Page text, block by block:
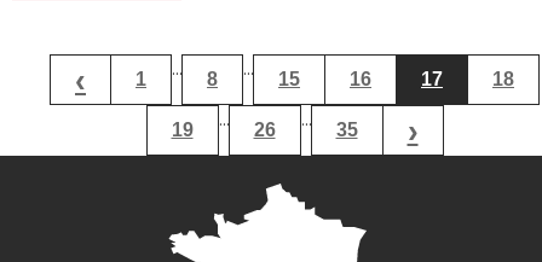
‹ 1 ... 8 ... 15 16 17 18
19 ... 26 ... 35 ›